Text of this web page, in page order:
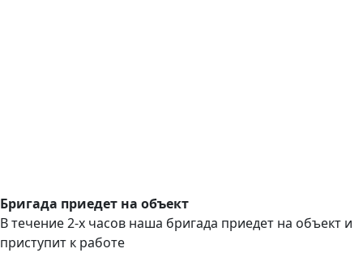
Бригада приедет на объект
В течение 2-х часов наша бригада приедет на объект и
приступит к работе